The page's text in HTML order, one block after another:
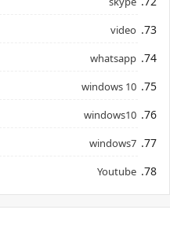
video
whatsapp
windows 10
windows10
windows7
Youtube